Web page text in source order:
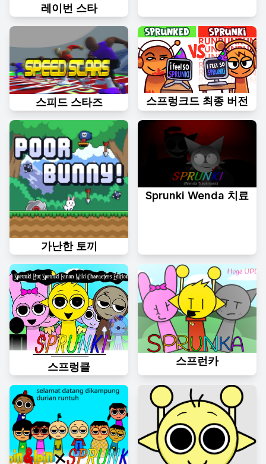
레이번 스타
스피드 스타즈 스프렁크드 최종 버전
가난한 토끼
Sprunki Wenda 치료
스프렁클
스프런카